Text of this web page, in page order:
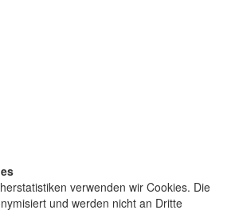
verwenden wir Cookies. Die
und werden nicht an Dritte